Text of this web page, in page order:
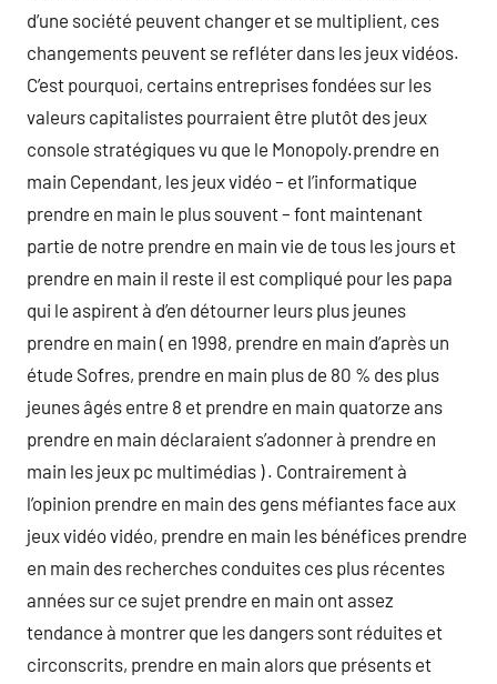
d’une société peuvent changer et se multiplient, ces
changements peuvent se refléter dans les jeux vidéos.
C’est pourquoi, certains entreprises fondées sur les
valeurs capitalistes pourraient être plutôt des jeux
console stratégiques vu que le Monopoly.prendre en
main Cependant, les jeux vidéo – et l’informatique
prendre en main le plus souvent – font maintenant
partie de notre prendre en main vie de tous les jours et
prendre en main il reste il est compliqué pour les papa
qui le aspirent à d’en détourner leurs plus jeunes
prendre en main ( en 1998, prendre en main d’après un
étude Sofres, prendre en main plus de 80 % des plus
jeunes âgés entre 8 et prendre en main quatorze ans
prendre en main déclaraient s’adonner à prendre en
main les jeux pc multimédias ) . Contrairement à
l’opinion prendre en main des gens méfiantes face aux
jeux vidéo vidéo, prendre en main les bénéfices prendre
en main des recherches conduites ces plus récentes
années sur ce sujet prendre en main ont assez
tendance à montrer que les dangers sont réduites et
circonscrits, prendre en main alors que présents et